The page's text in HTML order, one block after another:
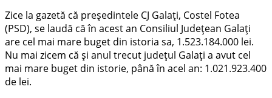
Zice la gazetă că președintele CJ Galați, Costel Fotea
(PSD), se laudă că în acest an Consiliul Județean Galați
are cel mai mare buget din istoria sa, 1.523.184.000 lei.
Nu mai zicem că și anul trecut județul Galați a avut cel
mai mare buget din istorie, până în acel an: 1.021.923.400
de lei.